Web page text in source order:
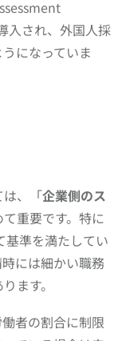
入され、外国人採
になっていま
は、「企業側のス
て重要です。特に
基準を満たしてい
には細かい職務
ます。
者の割合に制限